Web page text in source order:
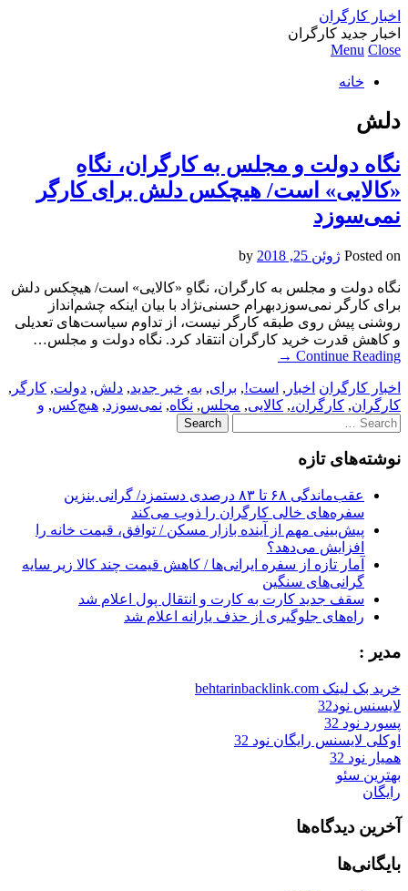
اخبار کارگران
اخبار جدید کارگران
Menu Close
خانه
دلش
نگاه دولت و مجلس به کارگران، نگاهِ
«کالایی» است/ هیچکس دلش برای کارگر
نمی‌سوزد
Posted on ژوئن 25, 2018
نگاه دولت و مجلس به کارگران، نگاهِ «کالایی» است/ هیچکس دلش
برای کارگر نمی‌سوزدبهرام حسنی‌نژاد با بیان اینکه چشم‌انداز
روشنی پیش روی طبقه کارگر نیست، از تداوم سیاست‌های تعدیلی
و کاهش قدرت خرید کارگران انتقاد کرد. نگاه دولت و مجلس…
Continue Reading
→
اخبار کارگران اخبار , است!, برای, به, خبر جدید, دلش, دولت, کارگر ,
کارگران, کارگران،, کالایی, مجلس, نگاه, نمی‌سوزد, هیچ‌کس, و
Search
for:
نوشته‌های تازه
عقب‌ماندگی ۶۸ تا ۸۳ درصدی دستمزد/ گرانی بنزین
سفره‌های خالی کارگران را ذوب می‌کند
پیش‌بینی مهم از آینده بازار مسکن / توافق، قیمت خانه را
افزایش می‌دهد؟
آمار تازه از سفره ایرانی‌ها / کاهش قیمت چند کالا زیر سایه
گرانی‌های سنگین
سقف جدید کارت به کارت و انتقال پول اعلام شد
راه‌های جلوگیری از حذف یارانه اعلام شد
مدیر :
خرید بک لینک behtarinbacklink.com
لایسنس نود32
پسورد نود 32
اوکلی لایسنس رایگان نود 32
همیار نود 32
بهترین سئو
رایگان
آخرین دیدگاه‌ها
بایگانی‌ها